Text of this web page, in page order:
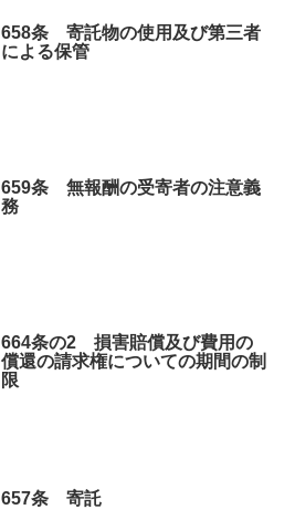
658条 寄託物の使用及び第三者
による保管
659条 無報酬の受寄者の注意義
務
664条の2 損害賠償及び費用の
償還の請求権についての期間の制
限
657条 寄託